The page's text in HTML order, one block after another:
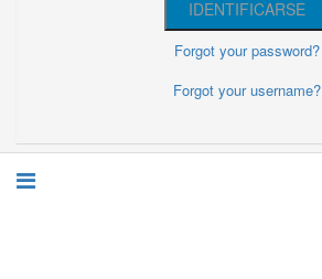
Forgot your password?
Forgot your username?